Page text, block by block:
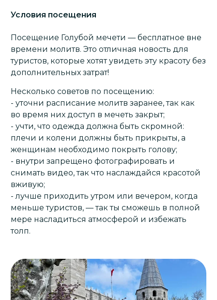
Условия посещения
Посещение Голубой мечети — бесплатное вне
времени молитв. Это отличная новость для
туристов, которые хотят увидеть эту красоту без
дополнительных затрат!
Несколько советов по посещению:
- уточни расписание молитв заранее, так как
во время них доступ в мечеть закрыт;
- учти, что одежда должна быть скромной:
плечи и колени должны быть прикрыты, а
женщинам необходимо покрыть голову;
- внутри запрещено фотографировать и
снимать видео, так что наслаждайся красотой
вживую;
- лучше приходить утром или вечером, когда
меньше туристов, — так ты сможешь в полной
мере насладиться атмосферой и избежать
толп.